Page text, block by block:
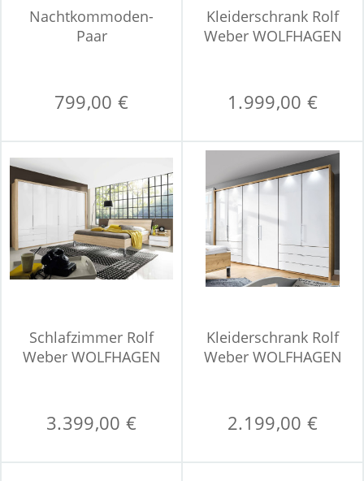
Nachtkommoden-
Paar
799,00 €
Kleiderschrank Rolf
Weber WOLFHAGEN
1.999,00 €
Schlafzimmer Rolf
Weber WOLFHAGEN
3.399,00 €
Kleiderschrank Rolf
Weber WOLFHAGEN
2.199,00 €